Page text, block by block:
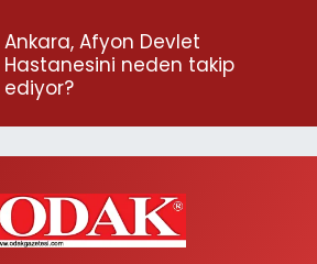
Ankara, Afyon Devlet
Hastanesini neden takip
ediyor?